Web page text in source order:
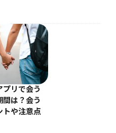
プリで会う
間は？会う
トや注意点